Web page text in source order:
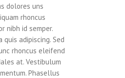
dolores uns
rhoncus
nibh id semper.
adipiscing. Sed
rhoncus eleifend
at. Vestibulum
Phasellus